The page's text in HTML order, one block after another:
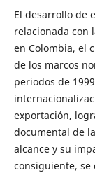
El desarrollo de
relacionada con
en Colombia, el
de los marcos
periodos de
exportación,
documental de
alcance y su
consiguiente,